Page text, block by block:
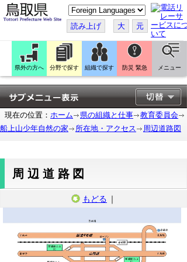
こ
の
ペ
ー
ジ
翻
訳
す
る
読み上げ 大 元
県外の方へ 分野で探す 組織で探す 防災 緊急 メニュー
現在の位置： ホーム 県の組織と仕事
教育委員会
船上山少年自然の家
所在地・アクセス 周辺道路図
周辺道路図
もどる ｜